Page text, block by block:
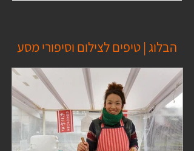
הבלוג | טיפים לצילום וסיפורי מסע